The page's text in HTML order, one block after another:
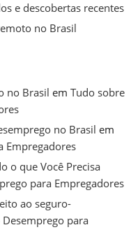
e descobertas recentes
no Brasil
no Brasil em Tudo sobre
no Brasil em
Empregadores
o que Você Precisa
para Empregadores
ao seguro-
para